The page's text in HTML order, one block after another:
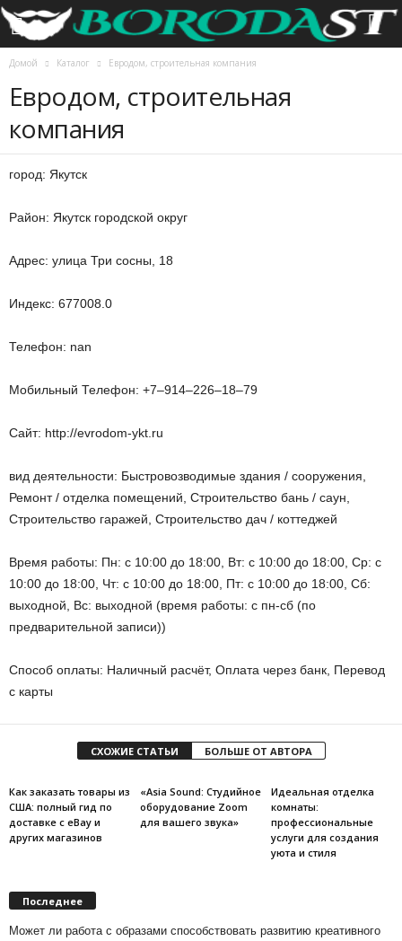
Домой Каталог Евродом, строительная компания
Евродом, строительная
компания
город: Якутск
Район: Якутск городской округ
Адрес: улица Три сосны, 18
Индекс: 677008.0
Телефон: nan
Мобильный Телефон: +7‒914‒226‒18‒79
Сайт: http://evrodom-ykt.ru
вид деятельности: Быстровозводимые здания / сооружения,
Ремонт / отделка помещений, Строительство бань / саун,
Строительство гаражей, Строительство дач / коттеджей
Время работы: Пн: с 10:00 до 18:00, Вт: с 10:00 до 18:00, Ср: с
10:00 до 18:00, Чт: с 10:00 до 18:00, Пт: с 10:00 до 18:00, Сб:
выходной, Вс: выходной (время работы: с пн-сб (по
предварительной записи))
Способ оплаты: Наличный расчёт, Оплата через банк, Перевод
с карты
СХОЖИЕ СТАТЬИ БОЛЬШЕ ОТ АВТОРА
Как заказать товары из
США: полный гид по
доставке с eBay и
других магазинов
«Asia Sound: Студийное
оборудование Zoom
для вашего звука»
Идеальная отделка
комнаты:
профессиональные
услуги для создания
уюта и стиля
Последнее
Может ли работа с образами способствовать развитию креативного